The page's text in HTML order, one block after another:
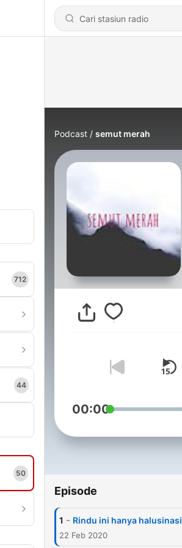
712
44
50
Podcast semut merah
00:00
Episode
1 - Rindu ini hanya halusinasi
22 Feb 2020